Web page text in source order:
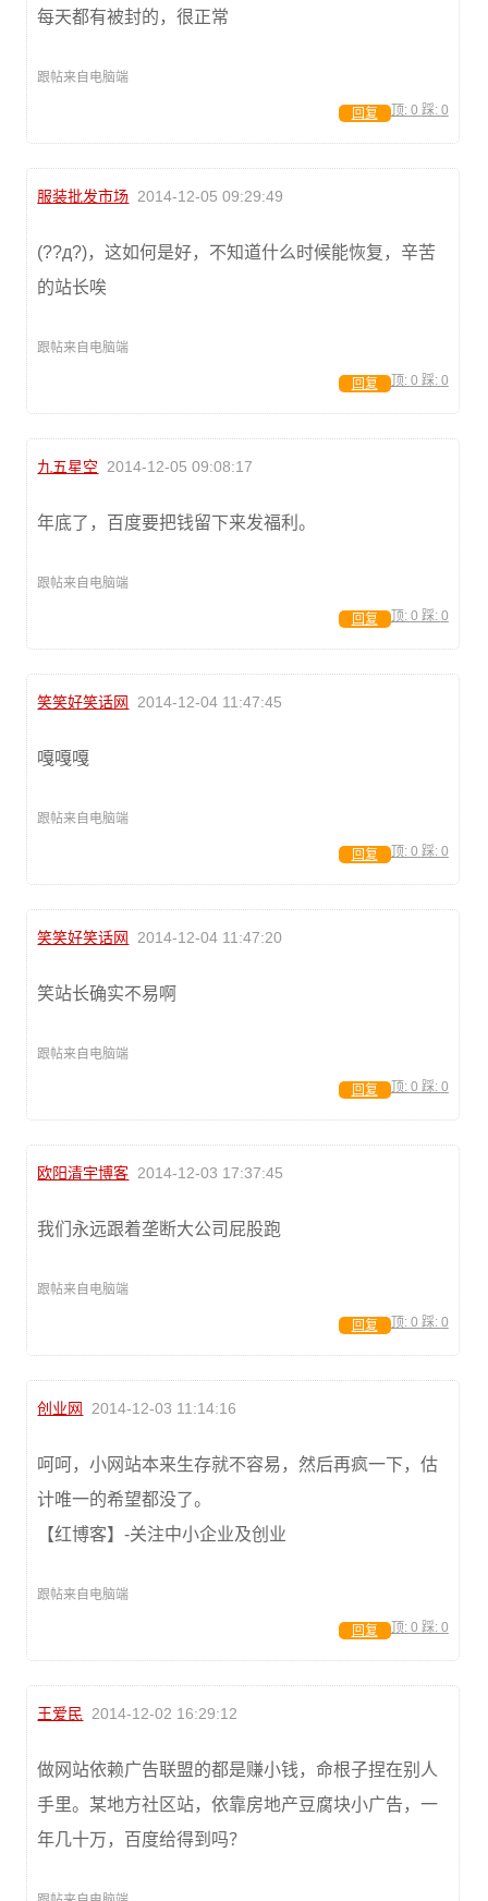
每天都有被封的，很正常
跟帖来自电脑端
顶: 0 踩: 0
回复
服装批发市场 2014-12-05 09:29:49
(??д?)，这如何是好，不知道什么时候能恢复，辛苦
的站长唉
跟帖来自电脑端
顶: 0 踩: 0
回复
九五星空 2014-12-05 09:08:17
年底了，百度要把钱留下来发福利。
跟帖来自电脑端
顶: 0 踩: 0
回复
笑笑好笑话网 2014-12-04 11:47:45
嘎嘎嘎
跟帖来自电脑端
顶: 0 踩: 0
回复
笑笑好笑话网 2014-12-04 11:47:20
笑站长确实不易啊
跟帖来自电脑端
顶: 0 踩: 0
回复
欧阳清宇博客 2014-12-03 17:37:45
我们永远跟着垄断大公司屁股跑
跟帖来自电脑端
顶: 0 踩: 0
回复
创业网 2014-12-03 11:14:16
呵呵，小网站本来生存就不容易，然后再疯一下，估
计唯一的希望都没了。
【红博客】-关注中小企业及创业
跟帖来自电脑端
顶: 0 踩: 0
回复
王爱民 2014-12-02 16:29:12
做网站依赖广告联盟的都是赚小钱，命根子捏在别人
手里。某地方社区站，依靠房地产豆腐块小广告，一
年几十万，百度给得到吗？